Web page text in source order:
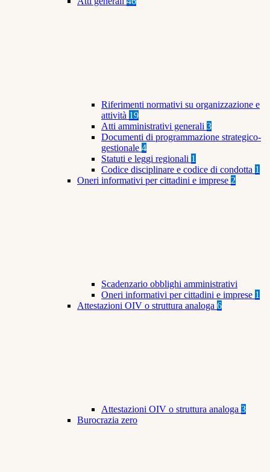
Riferimenti normativi su organizzazione e
attività 19
Atti amministrativi generali 3
Documenti di programmazione strategico-
gestionale 4
Statuti e leggi regionali 1
Codice disciplinare e codice di condotta 1
Oneri informativi per cittadini e imprese 2
Scadenzario obblighi amministrativi
Oneri informativi per cittadini e imprese 1
Attestazioni OIV o struttura analoga 6
Attestazioni OIV o struttura analoga 3
Burocrazia zero